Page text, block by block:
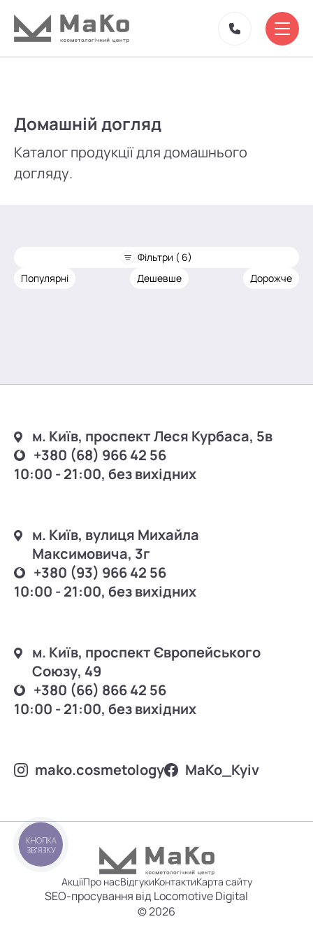
Домашній догляд
Каталог продукції для домашнього
догляду.
Фільтри ( 6)
Популярні
Дешевше Дорожче
м. Київ, проспект Леся Курбаса, 5в
+380 (68) 966 42 56
10:00 - 21:00, без вихідних
м. Київ, вулиця Михайла
Максимовича, 3г
+380 (93) 966 42 56
10:00 - 21:00, без вихідних
м. Київ, проспект Європейського
Союзу, 49
+380 (66) 866 42 56
10:00 - 21:00, без вихідних
mako.cosmetology MаKo_Kyiv
АкціїПро насВідгукиКонтактиКарта сайту
SEO-просування від Locomotive Digital
© 2026
КНОПКА
ЗВ'ЯЗКУ